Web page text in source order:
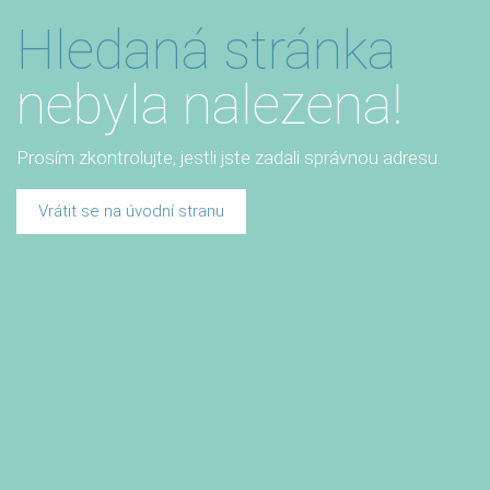
Hledaná stránka
nebyla nalezena!
Prosím zkontrolujte, jestli jste zadali správnou adresu.
Vrátit se na úvodní stranu